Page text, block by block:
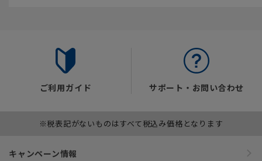
ご利用ガイド サポート・お問い合わせ
※税表記がないものはすべて税込み価格となります
キャンペーン情報